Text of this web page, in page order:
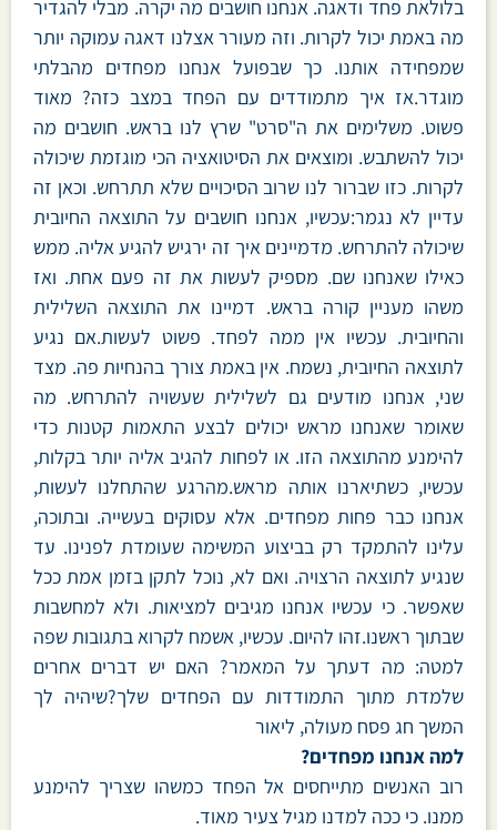
בלולאת פחד ודאגה. אנחנו חושבים מה יקרה. מבלי להגדיר
מה באמת יכול לקרות. וזה מעורר אצלנו דאגה עמוקה יותר
שמפחידה אותנו. כך שבפועל אנחנו מפחדים מהבלתי
מוגדר.אז איך מתמודדים עם הפחד במצב כזה? מאוד
פשוט. משלימים את ה"סרט" שרץ לנו בראש. חושבים מה
יכול להשתבש. ומוצאים את הסיטואציה הכי מוגזמת שיכולה
לקרות. כזו שברור לנו שרוב הסיכויים שלא תתרחש. וכאן זה
עדיין לא נגמר:עכשיו, אנחנו חושבים על התוצאה החיובית
שיכולה להתרחש. מדמיינים איך זה ירגיש להגיע אליה. ממש
כאילו שאנחנו שם. מספיק לעשות את זה פעם אחת. ואז
משהו מעניין קורה בראש. דמיינו את התוצאה השלילית
והחיובית. עכשיו אין ממה לפחד. פשוט לעשות.אם נגיע
לתוצאה החיובית, נשמח. אין באמת צורך בהנחיות פה. מצד
שני, אנחנו מודעים גם לשלילית שעשויה להתרחש. מה
שאומר שאנחנו מראש יכולים לבצע התאמות קטנות כדי
להימנע מהתוצאה הזו. או לפחות להגיב אליה יותר בקלות,
עכשיו, כשתיארנו אותה מראש.מהרגע שהתחלנו לעשות,
אנחנו כבר פחות מפחדים. אלא עסוקים בעשייה. ובתוכה,
עלינו להתמקד רק בביצוע המשימה שעומדת לפנינו. עד
שנגיע לתוצאה הרצויה. ואם לא, נוכל לתקן בזמן אמת ככל
שאפשר. כי עכשיו אנחנו מגיבים למציאות. ולא למחשבות
שבתוך ראשנו.זהו להיום. עכשיו, אשמח לקרוא בתגובות שפה
למטה: מה דעתך על המאמר? האם יש דברים אחרים
שלמדת מתוך התמודדות עם הפחדים שלך?שיהיה לך
המשך חג פסח מעולה, ליאור
למה אנחנו מפחדים?
רוב האנשים מתייחסים אל הפחד כמשהו שצריך להימנע
ממנו. כי ככה למדנו מגיל צעיר מאוד.